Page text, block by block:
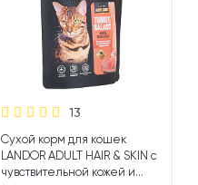
13
Сухой корм для кошек
LANDOR ADULT HAIR & SKIN с
чувствительной кожей и